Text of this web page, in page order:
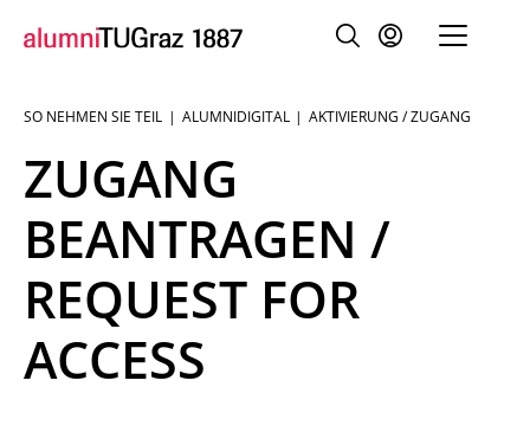
Sie
sind:
SO NEHMEN SIE TEIL ALUMNIDIGITAL AKTIVIERUNG / ZUGANG
ZUGANG
BEANTRAGEN /
REQUEST FOR
ACCESS